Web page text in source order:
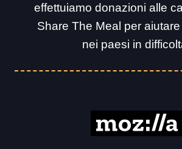
effettuiamo donazioni alle
Share The Meal per
nei paesi in